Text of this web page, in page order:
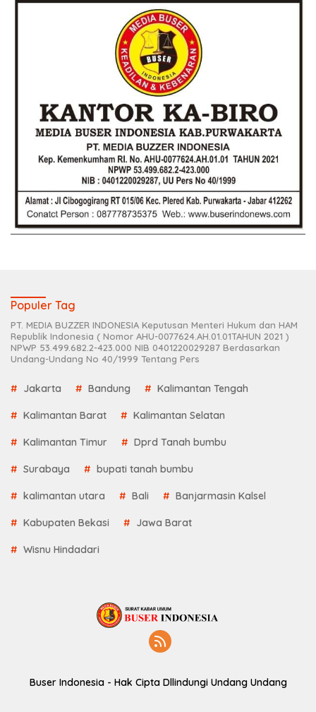
Populer Tag
PT. MEDIA BUZZER INDONESIA Keputusan Menteri Hukum dan HAM
Republik Indonesia ( Nomor AHU-0077624.AH.01.01TAHUN 2021 )
NPWP 53.499.682.2-423.000 NIB 0401220029287 Berdasarkan
Undang-Undang No 40/1999 Tentang Pers
Jakarta Bandung Kalimantan Tengah
Kalimantan Barat Kalimantan Selatan
Kalimantan Timur Dprd Tanah bumbu
Surabaya bupati tanah bumbu
kalimantan utara Bali Banjarmasin Kalsel
Kabupaten Bekasi Jawa Barat
Wisnu Hindadari
Buser Indonesia - Hak Cipta Dllindungi Undang Undang